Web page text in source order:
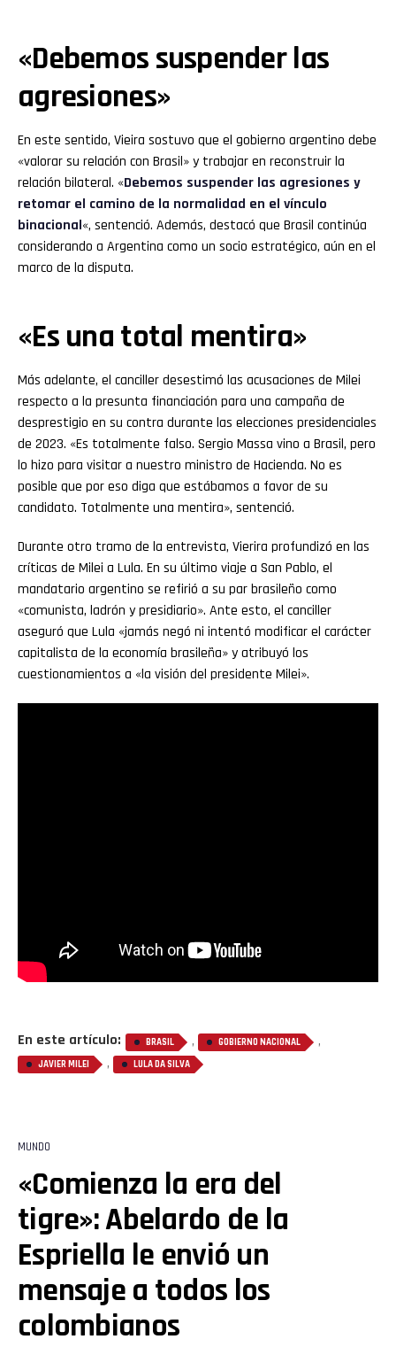
«Debemos suspender las
agresiones»
En este sentido, Vieira sostuvo que el gobierno argentino debe
«valorar su relación con Brasil» y trabajar en reconstruir la
relación bilateral. «Debemos suspender las agresiones y
retomar el camino de la normalidad en el vínculo
binacional«, sentenció. Además, destacó que Brasil continúa
considerando a Argentina como un socio estratégico, aún en el
marco de la disputa.
«Es una total mentira»
Más adelante, el canciller desestimó las acusaciones de Milei
respecto a la presunta financiación para una campaña de
desprestigio en su contra durante las elecciones presidenciales
de 2023. «Es totalmente falso. Sergio Massa vino a Brasil, pero
lo hizo para visitar a nuestro ministro de Hacienda. No es
posible que por eso diga que estábamos a favor de su
candidato. Totalmente una mentira», sentenció.
Durante otro tramo de la entrevista, Vierira profundizó en las
críticas de Milei a Lula. En su último viaje a San Pablo, el
mandatario argentino se refirió a su par brasileño como
«comunista, ladrón y presidiario». Ante esto, el canciller
aseguró que Lula «jamás negó ni intentó modificar el carácter
capitalista de la economía brasileña» y atribuyó los
cuestionamientos a «la visión del presidente Milei».
En este artículo: BRASIL , GOBIERNO NACIONAL ,
JAVIER MILEI , LULA DA SILVA
MUNDO
«Comienza la era del
tigre»: Abelardo de la
Espriella le envió un
mensaje a todos los
colombianos